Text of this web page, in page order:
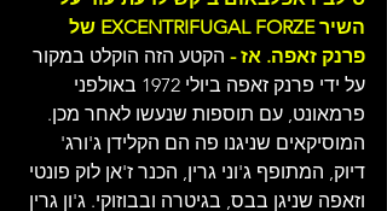
השיר EXCENTRIFUGAL FORZE של
פרנק זאפה. אז - הקטע הזה הוקלט במקור
על ידי פרנק זאפה ביולי 1972 באולפני
פרמאונט, עם תוספות שנעשו לאחר מכן.
המוסיקאים שניגנו פה הם הקלידן ג'ורג'
דיוק, המתופף ג'וני גרין, הכנר ז'אן לוק פונטי
וזאפה שניגן בבס, בגיטרה ובבוזוקי. ג'ון גרין